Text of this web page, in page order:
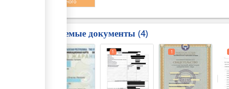
оформления
Требуемые документы 4
1 1